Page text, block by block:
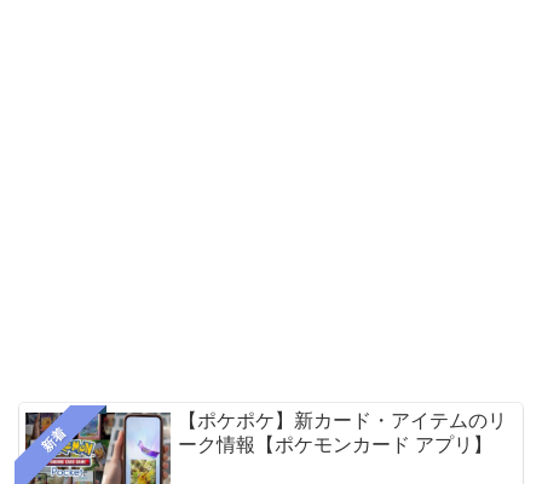
新着
【ポケポケ】新カード・アイテムのリ
ーク情報【ポケモンカード アプリ】